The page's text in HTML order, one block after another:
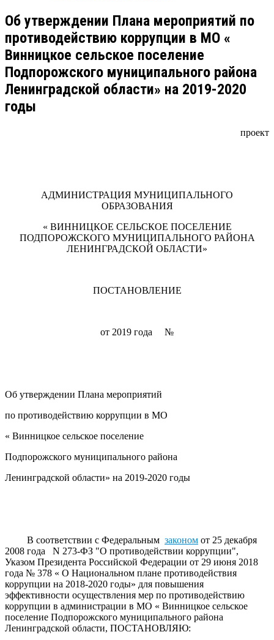
Об утверждении Плана мероприятий по
противодействию коррупции в МО «
Винницкое сельское поселение
Подпорожского муниципального района
Ленинградской области» на 2019-2020
годы
проект
АДМИНИСТРАЦИЯ МУНИЦИПАЛЬНОГО
ОБРАЗОВАНИЯ
« ВИННИЦКОЕ СЕЛЬСКОЕ ПОСЕЛЕНИЕ
ПОДПОРОЖСКОГО МУНИЦИПАЛЬНОГО РАЙОНА
ЛЕНИНГРАДСКОЙ ОБЛАСТИ»
ПОСТАНОВЛЕНИЕ
от 2019 года №
Об утверждении Плана мероприятий
по противодействию коррупции в МО
« Винницкое сельское поселение
Подпорожского муниципального района
Ленинградской области» на 2019-2020 годы
В соответствии с Федеральным законом от 25 декабря
2008 года N 273-ФЗ "О противодействии коррупции",
Указом Президента Российской Федерации от 29 июня 2018
года № 378 « О Национальном плане противодействия
коррупции на 2018-2020 годы» для повышения
эффективности осуществления мер по противодействию
коррупции в администрации в МО « Винницкое сельское
поселение Подпорожского муниципального района
Ленинградской области, ПОСТАНОВЛЯЮ: